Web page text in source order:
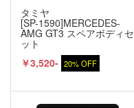
タミヤ
[SP-1590]MERCEDES-
AMG GT3 スペアボディセ
ット
￥3,520- 20% OFF